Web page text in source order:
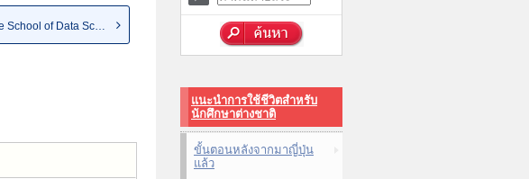
แนะนำการใช้ชีวิตสำหรับ
นักศึกษาต่างชาติ
ขั้นตอนหลังจากมาญี่ปุ่น
แล้ว